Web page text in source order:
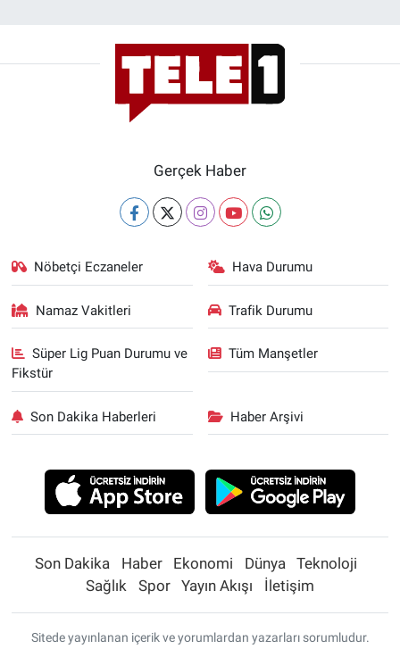
Gerçek Haber
Nöbetçi Eczaneler Hava Durumu
Namaz Vakitleri Trafik Durumu
Süper Lig Puan Durumu ve
Fikstür
Tüm Manşetler
Son Dakika Haberleri Haber Arşivi
Son Dakika Haber Ekonomi Dünya
Teknoloji
Sağlık
Spor Yayın Akışı İletişim
Sitede yayınlanan içerik ve yorumlardan yazarları sorumludur.